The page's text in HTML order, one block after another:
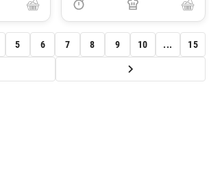
5 6 7 8 9 10 ... 15